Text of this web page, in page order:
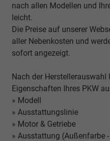
nach allen Modellen und
leicht.
Die Preise auf unserer
aller Nebenkosten und
sofort angezeigt.
Nach der
Eigenschaften Ihres PKW
» Modell
» Ausstattungslinie
» Motor & Getriebe
» Ausstattung (Außenfarbe